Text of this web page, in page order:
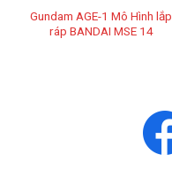
Gundam AGE-1 Mô Hình lắp
ráp BANDAI MSE 14